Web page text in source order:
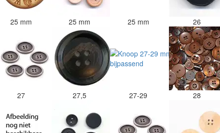
25 mm 25 mm 25 mm 26
27 27,5 27-29 28